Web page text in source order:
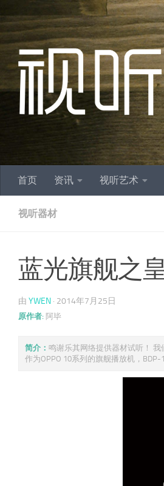
跳至内容
首页 资讯 视听艺术
视听器材
蓝光旗舰之
由 YWEN · 2014年7月25日
原作者: 阿毕
简介： 鸣谢乐其网络提供器材试听！ 我
作为OPPO 10系列的旗舰播放机，BDP-